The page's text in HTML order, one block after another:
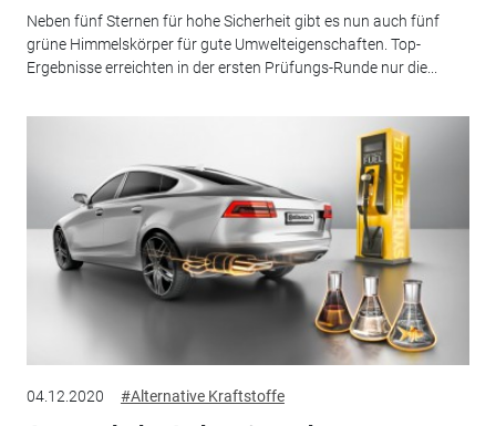
Neben fünf Sternen für hohe Sicherheit gibt es nun auch fünf
grüne Himmelskörper für gute Umwelteigenschaften. Top-
Ergebnisse erreichten in der ersten Prüfungs-Runde nur die...
04.12.2020 #Alternative Kraftstoffe